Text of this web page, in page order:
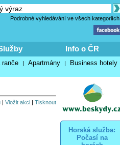
Podrobné vyhledávání ve všech kategoriích
Info o ČR
ranče | Apartmány | Business hotely
| Vložit akci| Tisknout
Horská služba:
Počasí na